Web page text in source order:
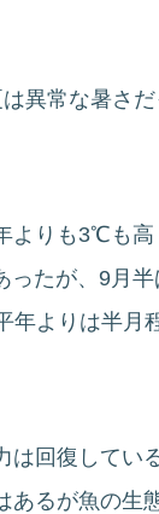
異常な暑さ
よりも3℃も
たが、9月
よりは半月
回復してい
るが魚の生